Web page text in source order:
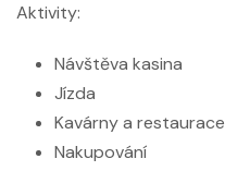
Aktivity:
Návštěva kasina
Jízda
Kavárny a restaurace
Nakupování